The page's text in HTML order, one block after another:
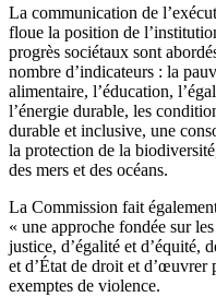
La communication de
floue la position de
progrès sociétaux sont
nombre d’indicateurs : la
alimentaire, l’éducation,
l’énergie durable, les
durable et inclusive, une
la protection de la
des mers et des océans.
La Commission fait
« une approche fondée sur
justice, d’égalité et d’équité,
et d’État de droit et d’œuvrer
exemptes de violence.